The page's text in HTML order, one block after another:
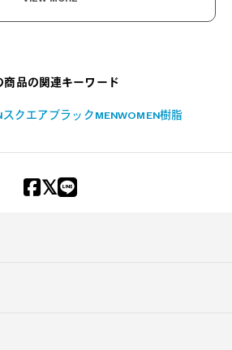
商品の関連キーワード
スクエア ブラック MENWOMEN樹脂